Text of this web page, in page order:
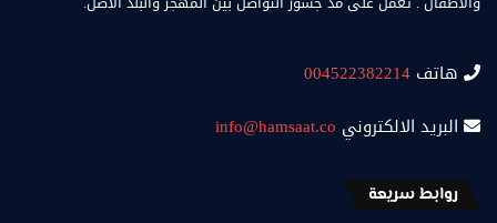
هاتف 004522382214
البريد الالكتروني info@hamsaat.co
روابط سريعة